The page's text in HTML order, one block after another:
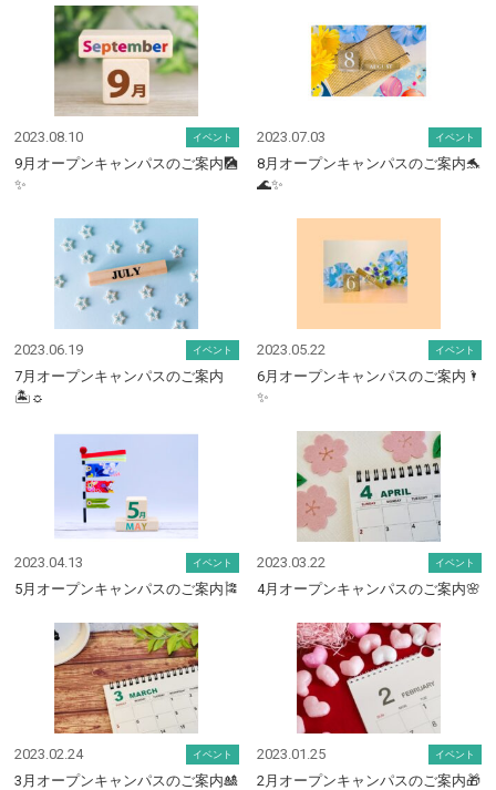
2023.08.10 イベント
9月オープンキャンパスのご案内🎑
✨
2023.07.03 イベント
8月オープンキャンパスのご案内🐬
🌊✨
2023.06.19 イベント
7月オープンキャンパスのご案内
🏝☼
2023.05.22 イベント
6月オープンキャンパスのご案内🌂
✨
2023.04.13 イベント
5月オープンキャンパスのご案内🎏
2023.03.22 イベント
4月オープンキャンパスのご案内🌸
2023.02.24 イベント
3月オープンキャンパスのご案内🎎
2023.01.25 イベント
2月オープンキャンパスのご案内🎁